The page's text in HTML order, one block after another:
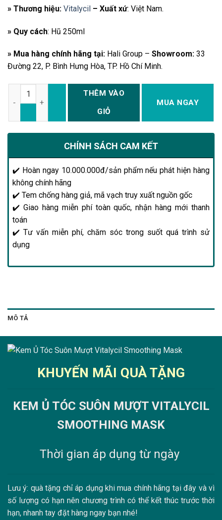
» Thương hiệu: Vitalycil – Xuất xứ: Việt Nam.
» Quy cách: Hũ 250ml
» Mua hàng chính hãng tại: Hali Group – Showroom: 33
Đường 22, P. Bình Hưng Hòa, TP. Hồ Chí Minh.
Số lượng THÊM VÀO
GIỎ
MUA NGAY
CHÍNH SÁCH CAM KẾT
✔️ Hoàn ngay 10.000.000đ/sản phẩm nếu phát hiện hàng
không chính hãng
✔️ Tem chống hàng giả, mã vạch truy xuất nguồn gốc
✔️ Giao hàng miễn phí toàn quốc, nhận hàng mới thanh
toán
✔️ Tư vấn miễn phí, chăm sóc trong suốt quá trình sử
dụng
MÔ TẢ
KHUYẾN MÃI QUÀ TẶNG
KEM Ủ TÓC SUÔN MƯỢT VITALYCIL
SMOOTHING MASK
Thời gian áp dụng từ ngày
Lưu ý: quà tặng chỉ áp dụng khi mua chính hãng tại đây và vì
số lượng có hạn nên chương trình có thể kết thúc trước thời
hạn, nhanh tay đặt hàng ngay bạn nhé!